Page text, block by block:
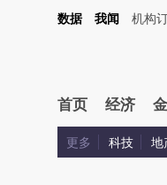
复的开头增加这段话：本文由
数据 我闻 机构
首页 经济
更多 科技 地